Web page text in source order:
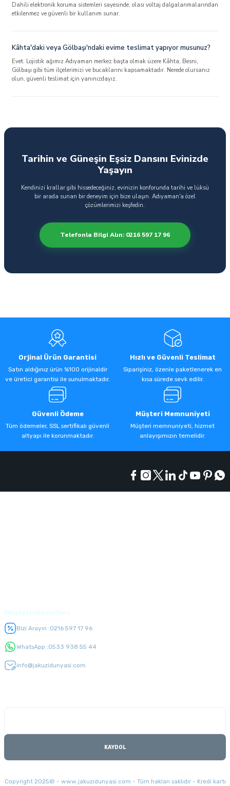
Dahili elektronik koruma sistemleri sayesinde, olası voltaj dalgalanmalarından
etkilenmez ve güvenli bir kullanım sunar.
Kâhta'daki veya Gölbaşı'ndaki evime teslimat yapıyor musunuz?
Evet. Lojistik ağımız Adıyaman merkez başta olmak üzere Kâhta, Besni,
Gölbaşı gibi tüm ilçelerimizi ve bucaklarını kapsamaktadır. Nerede olursanız
olun, güvenli teslimat için yanınızdayız.
Tarihin ve Güneşin Eşsiz Dansını Evinizde
Yaşayın
Kendinizi krallar gibi hissedeceğiniz, evinizin konforunda tarihi ve lüksü
bir arada sunan bir deneyim için bize ulaşın. Adıyaman'a özel
çözümlerimizi keşfedin.
Telefonla Bilgi Alın: 0216 597 17 96
Orjinal Ürün Garantisi
Satın aldığınız ürün %100 orijinaldir
ve üretici garantisi ile sunulmaktadır.
Hızlı ve Güvenli Teslimat
Siparişiniz, özenle paketlenerek en
kısa sürede sevk edilir.
Güvenli Ödeme
Tüm ödemeler, SSL sertifikalı güvenli
altyapı ile korunmaktadır.
Müşteri Memnuniyeti
Müşteri memnuniyeti, hizmet
anlayışımızın temelidir.
Bizi Arayın :0216 597 17 96
WhatsApp :0533 938 55 44
info@jakuzidunyasi.com
KAYDOL
Copyright 2025© - www.jakuzidunyasi.com - Tüm hakları saklıdır - Kredi kartı